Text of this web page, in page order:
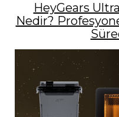
HeyGears
Nedir?